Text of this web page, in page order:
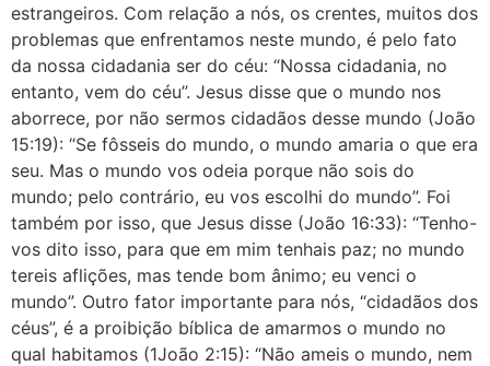
estrangeiros. Com relação a nós, os crentes, muitos dos
problemas que enfrentamos neste mundo, é pelo fato
da nossa cidadania ser do céu: “Nossa cidadania, no
entanto, vem do céu”. Jesus disse que o mundo nos
aborrece, por não sermos cidadãos desse mundo ‭‭(João‬
‭15:19‬): “Se fôsseis do mundo, o mundo amaria o que era
seu. Mas o mundo vos odeia porque não sois do
mundo; pelo contrário, eu vos escolhi do mundo”. Foi
também por isso, que Jesus disse ‭‭(João‬ ‭16:33‬): “Tenho-
vos dito isso, para que em mim tenhais paz; no mundo
tereis aflições, mas tende bom ânimo; eu venci o
mundo”. Outro fator importante para nós, “cidadãos dos
céus”, é a proibição bíblica de amarmos o mundo no
qual habitamos ‭‭(1João‬ ‭2:15‬): “Não ameis o mundo, nem